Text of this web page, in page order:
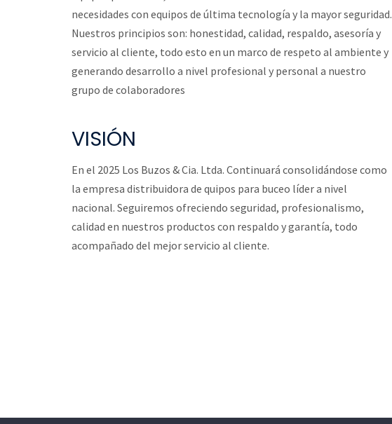
necesidades con equipos de última tecnología y la mayor seguridad.
Nuestros principios son: honestidad, calidad, respaldo, asesoría y
servicio al cliente, todo esto en un marco de respeto al ambiente y
generando desarrollo a nivel profesional y personal a nuestro
grupo de colaboradores
VISIÓN
En el 2025 Los Buzos & Cia. Ltda. Continuará consolidándose como
la empresa distribuidora de quipos para buceo líder a nivel
nacional. Seguiremos ofreciendo seguridad, profesionalismo,
calidad en nuestros productos con respaldo y garantía, todo
acompañado del mejor servicio al cliente.